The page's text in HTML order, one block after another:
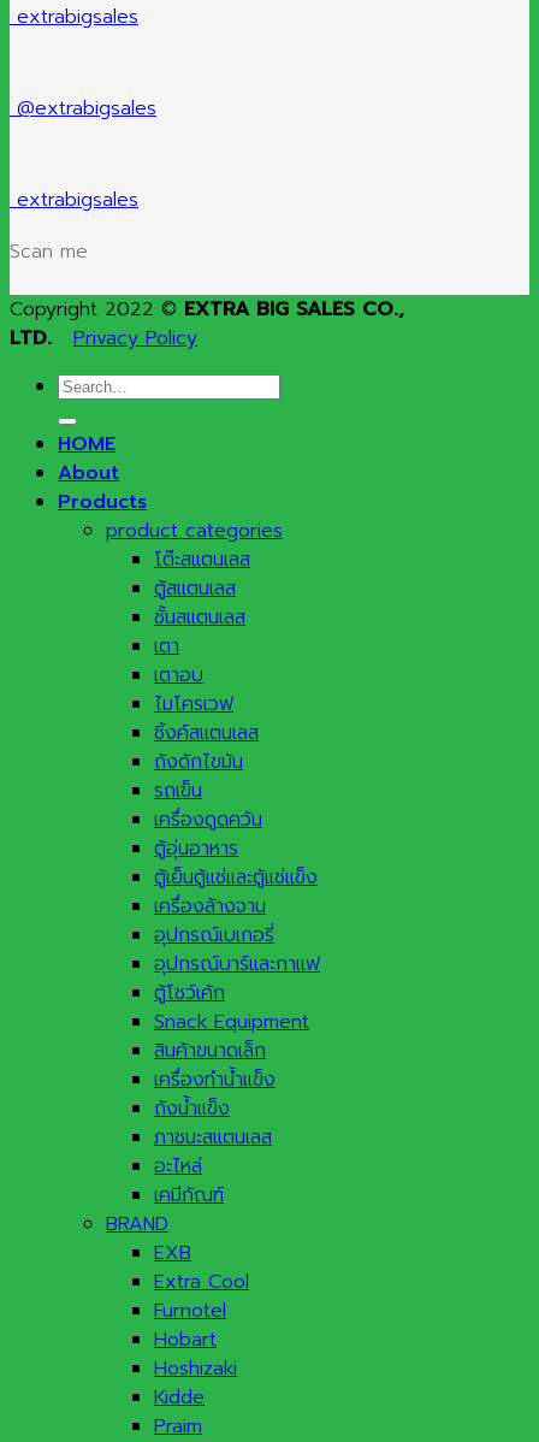
extrabigsales
@extrabigsales
extrabigsales
Scan me
Copyright 2022 © EXTRA BIG SALES CO.,
LTD.
Privacy Policy
Search
for:
HOME
About
Products
product categories
โต๊ะสแตนเลส
ตู้สแตนเลส
ชั้นสแตนเลส
เตา
เตาอบ
ไมโครเวฟ
ซิ้งค์สแตนเลส
ถังดักไขมัน
รถเข็น
เครื่องดูดควัน
ตู้อุ่นอาหาร
ตู้เย็นตู้แช่และตู้แช่แข็ง
เครื่องล้างจาน
อุปกรณ์เบเกอรี่
อุปกรณ์บาร์และกาแฟ
ตู้โชว์เค้ก
Snack Equipment
สินค้าขนาดเล็ก
เครื่องทำน้ำแข็ง
ถังน้ำแข็ง
ภาชนะสแตนเลส
อะไหล่
เคมีภัณฑ์
BRAND
EXB
Extra Cool
Furnotel
Hobart
Hoshizaki
Kidde
Praim